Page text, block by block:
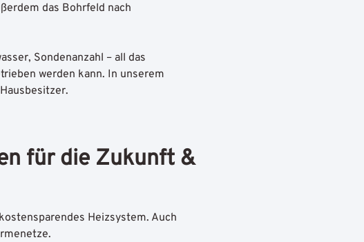
das Bohrfeld nach
Sondenanzahl – all das
werden kann. In unserem
für die Zukunft &
Heizsystem. Auch